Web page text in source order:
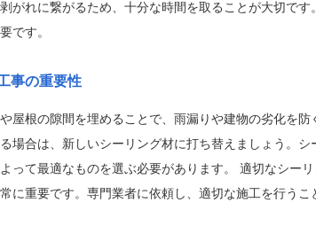
がれに繋がるため、十分な時間を取ることが大切です
です。
事の重要性
屋根の隙間を埋めることで、雨漏りや建物の劣化を防
場合は、新しいシーリング材に打ち替えましょう。シ
って最適なものを選ぶ必要があります。 適切なシー
に重要です。専門業者に依頼し、適切な施工を行うこ